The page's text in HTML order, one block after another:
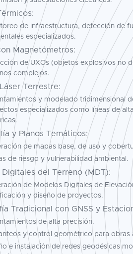
de infraestructura, detección de
especializados.
Magnetómetros:
de UXOs (objetos explosivos no
complejos.
Terrestre:
y modelado tridimensional
especializados como líneas de
y Planos Temáticos:
de mapas base, de uso y
de riesgo y vulnerabilidad ambiental.
Digitales del Terreno (MDT):
de Modelos Digitales de
y diseño de proyectos.
Tradicional con GNSS y
de alta precisión.
y control geométrico para obras
e instalación de redes geodésicas